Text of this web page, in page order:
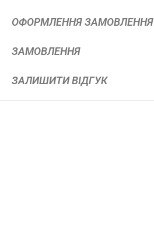
ОФОРМЛЕННЯ ЗАМОВЛЕННЯ
ЗАМОВЛЕННЯ
ЗАЛИШИТИ ВІДГУК